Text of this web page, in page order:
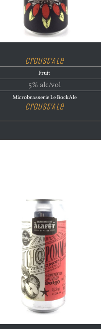
Croust’Ale
Fruit
5% alc/vol
Microbrasserie Le BockAle
Croust’Ale